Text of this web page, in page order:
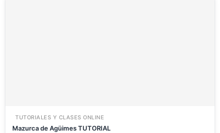
TUTORIALES Y CLASES ONLINE
Mazurca de Agüimes TUTORIAL